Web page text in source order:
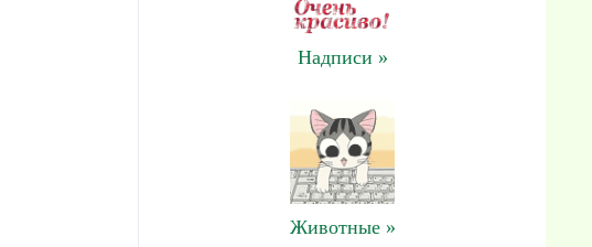
Надписи »
Животные »